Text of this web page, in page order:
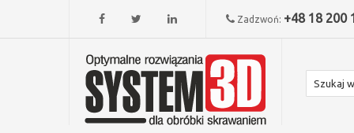
Zadzwoń: +48 18 200